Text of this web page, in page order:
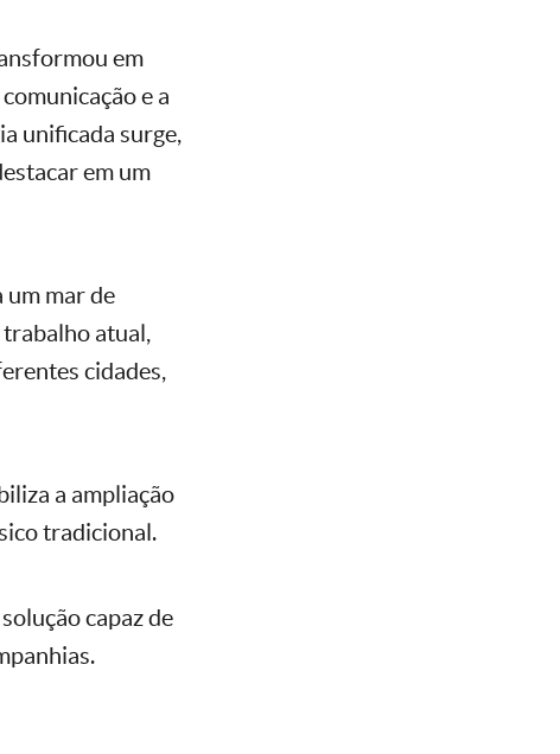
em
e a
unificada surge,
em um
um mar de
trabalho atual,
cidades,
a ampliação
tradicional.
capaz de